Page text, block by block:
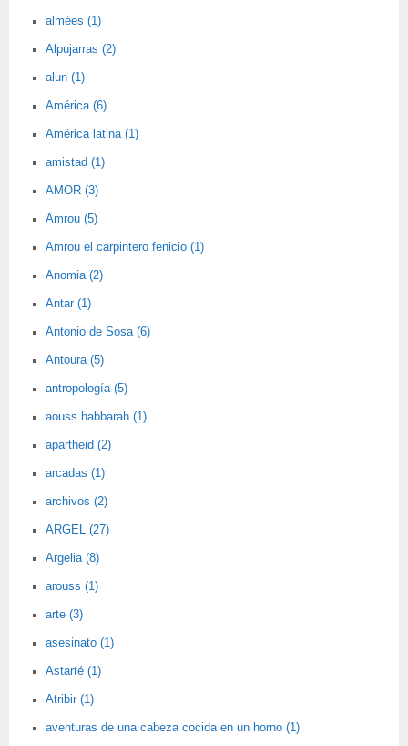
almées (1)
Alpujarras (2)
alun (1)
América (6)
América latina (1)
amistad (1)
AMOR (3)
Amrou (5)
Amrou el carpintero fenicio (1)
Anomia (2)
Antar (1)
Antonio de Sosa (6)
Antoura (5)
antropología (5)
aouss habbarah (1)
apartheid (2)
arcadas (1)
archivos (2)
ARGEL (27)
Argelia (8)
arouss (1)
arte (3)
asesinato (1)
Astarté (1)
Atribir (1)
aventuras de una cabeza cocida en un horno (1)